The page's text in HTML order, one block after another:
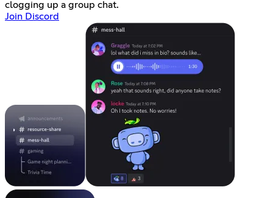
clogging up a group chat.
Join Discord